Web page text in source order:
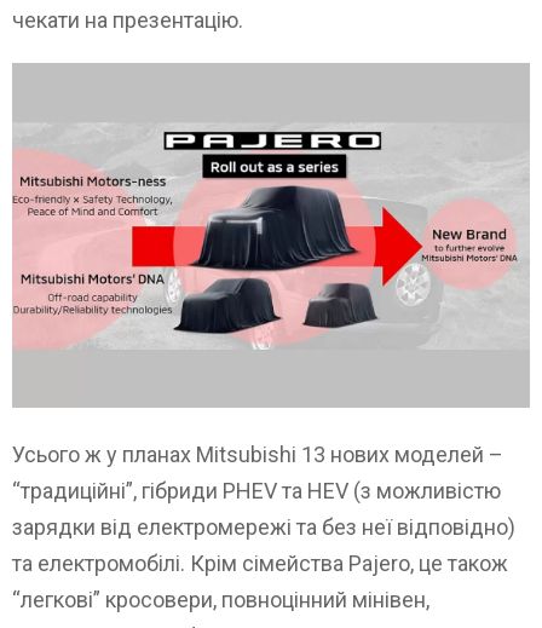
чекати на презентацію.
Усього ж у планах Mitsubishi 13 нових моделей –
“традиційні”, гібриди PHEV та HEV (з можливістю
зарядки від електромережі та без неї відповідно)
та електромобілі. Крім сімейства Pajero, це також
“легкові” кросовери, повноцінний мінівен,